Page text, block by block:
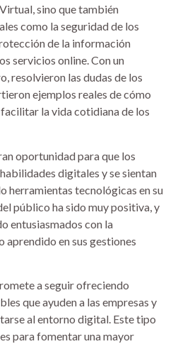
sino que también
como la seguridad de los
de la información
servicios online. Con un
resolvieron las dudas de los
ejemplos reales de cómo
la vida cotidiana de los
oportunidad para que los
digitales y se sientan
herramientas tecnológicas en su
público ha sido muy positiva, y
entusiasmados con la
en sus gestiones
a seguir ofreciendo
que ayuden a las empresas y
al entorno digital. Este tipo
para fomentar una mayor